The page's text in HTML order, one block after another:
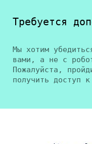
Требуется
Мы хотим
вами, а не с
Пожалуйста,
получить доступ